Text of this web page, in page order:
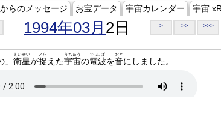
らのメッセージ お宝データ 宇宙カレンダー 宇宙 xR
1994年03月 2日 > >> >>>
衛星
えいせい
が捉
とら
えた宇宙
うちゅう
の電波
でんぱ
を音
おと
にしました。